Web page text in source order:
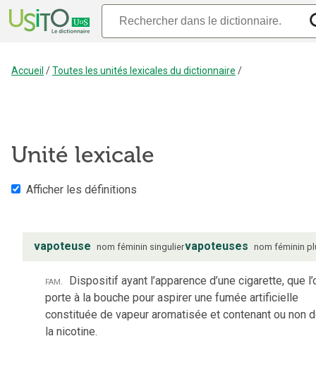
Accueil /Toutes les unités lexicales du dictionnaire /
Unité lexicale
Afficher les définitions
vapoteuse nom féminin singuliervapoteuses nom féminin
fam. Dispositif ayant l’apparence d’une cigarette, que
porte à la bouche pour aspirer une fumée artificielle
constituée de vapeur aromatisée et contenant ou non
la nicotine.